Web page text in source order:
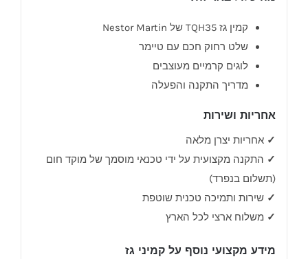
קמין גז TQH35 של Nestor Martin
שלט רחוק חכם עם טיימר
לוגים קרמיים מעוצבים
מדריך התקנה והפעלה
אחריות ושירות
✓ אחריות יצרן מלאה
✓ התקנה מקצועית על ידי טכנאי מוסמך של מוקד חום
(תשלום בנפרד)
✓ שירות ותמיכה טכנית שוטפת
✓ משלוח ארצי לכל הארץ
מידע מקצועי נוסף על קמיני גז